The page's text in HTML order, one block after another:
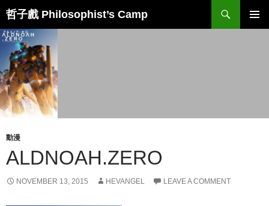
Skip
content
哲子戲 Philosophist’s Camp
Search
動漫
ALDNOAH.ZERO
NOVEMBER 13, 2015 HEVANGEL LEAVE A COMMENT